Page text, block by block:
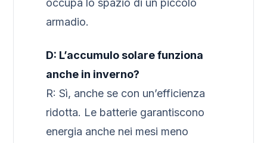
occupa lo spazio di un piccolo
armadio.
D: L’accumulo solare funziona
anche in inverno?
R: Sì, anche se con un’efficienza
ridotta. Le batterie garantiscono
energia anche nei mesi meno